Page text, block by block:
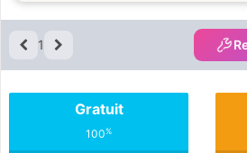
1
Gratuit
100%